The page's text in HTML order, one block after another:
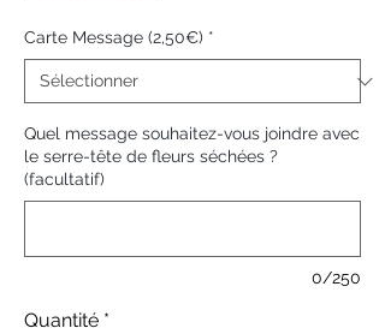
Carte Message (2,50€) *
Quel message souhaitez-vous joindre avec
le serre-tête de fleurs séchées ?
(facultatif)
0/250
Quantité *